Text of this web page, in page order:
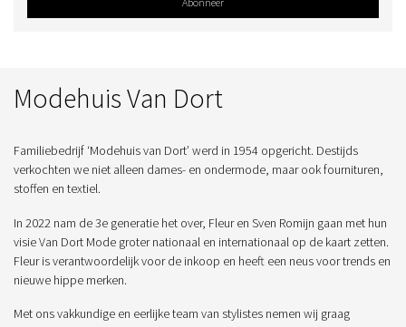
Modehuis Van Dort
Familiebedrijf ‘Modehuis van Dort’ werd in 1954 opgericht. Destijds
verkochten we niet alleen dames- en ondermode, maar ook fournituren,
stoffen en textiel.
In 2022 nam de 3e generatie het over, Fleur en Sven Romijn gaan met hun
visie Van Dort Mode groter nationaal en internationaal op de kaart zetten.
Fleur is verantwoordelijk voor de inkoop en heeft een neus voor trends en
nieuwe hippe merken.
Met ons vakkundige en eerlijke team van stylistes nemen wij graag